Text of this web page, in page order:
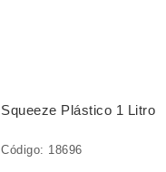
Squeeze Plástico 1 Litro
Código: 18696